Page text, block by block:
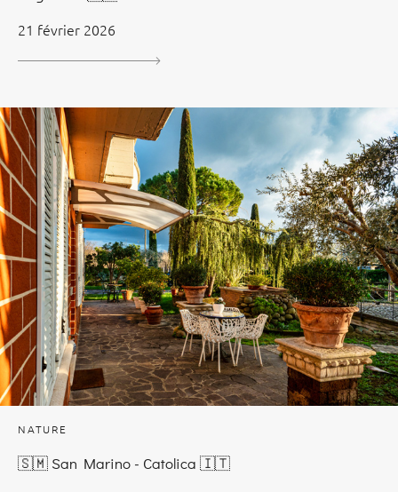
21 février 2026
NATURE
🇸🇲 San Marino - Catolica 🇮🇹